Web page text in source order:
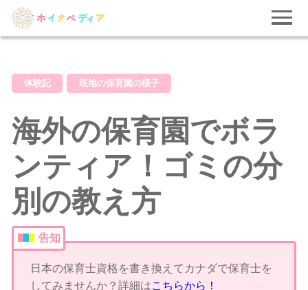
体験記 現地の保育園の様子
海外の保育園でボラ
ンティア！ゴミの分
別の教え方
告知
日本の保育士資格を書き換えてカナダで保育士を
してみませんか？詳細はこちらから！